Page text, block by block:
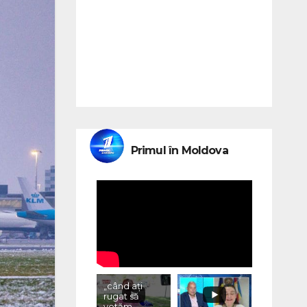
Primul în Moldova
„când ați
rugat să